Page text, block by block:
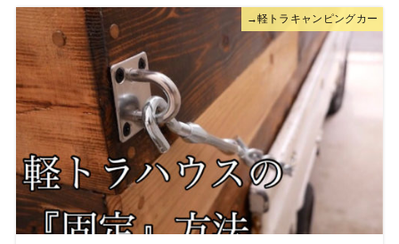
→軽トラキャンピングカー